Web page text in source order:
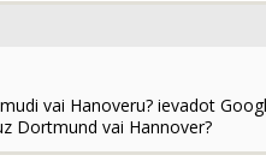
vai Hanoveru? ievadot
Dortmund vai Hannover?